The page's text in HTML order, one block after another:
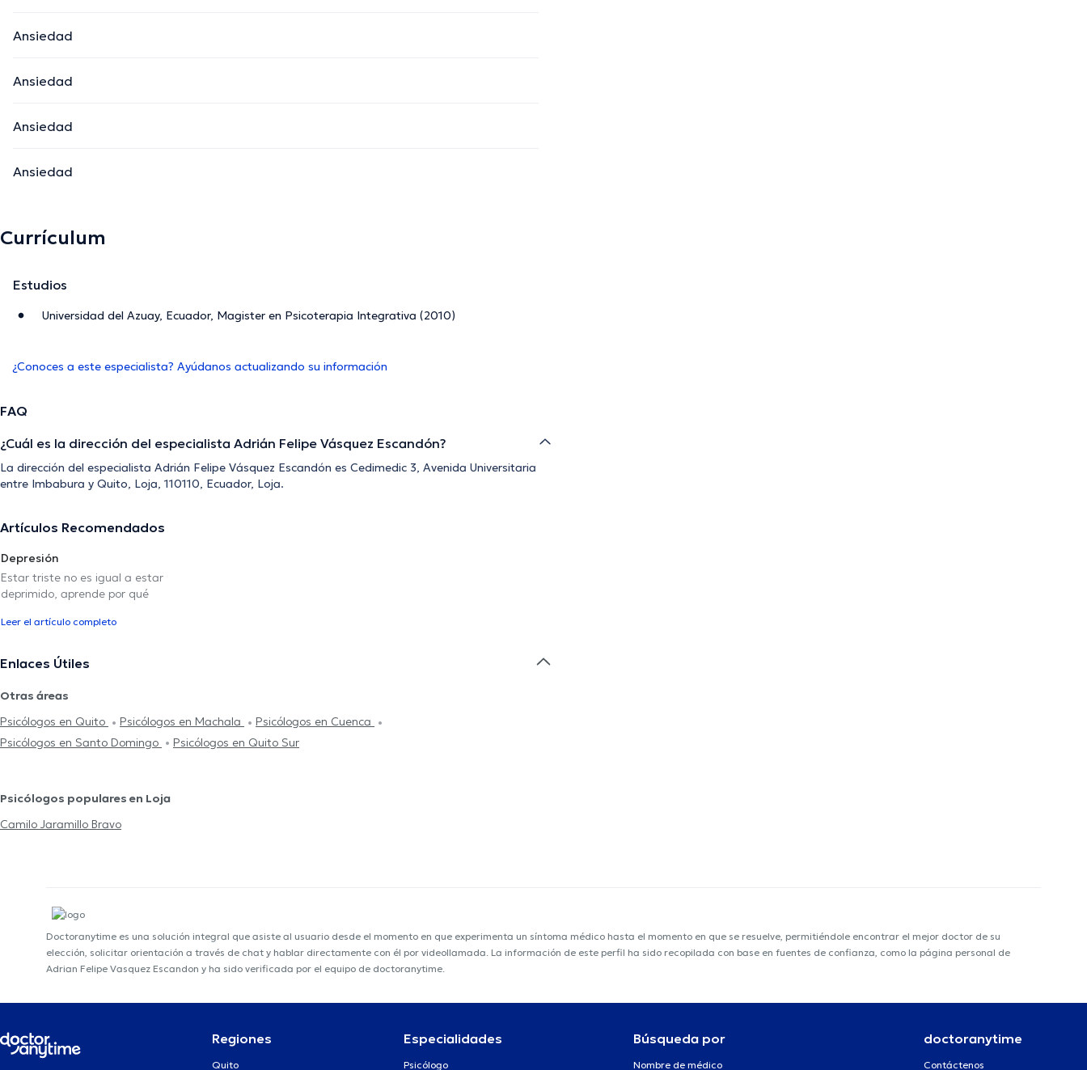
Ansiedad
Ansiedad
Ansiedad
Ansiedad
Currículum
Estudios
Universidad del Azuay, Ecuador, Magister en Psicoterapia Integrativa (2010)
¿Conoces a este especialista? Ayúdanos actualizando su información
FAQ
¿Cuál es la dirección del especialista Adrián Felipe Vásquez Escandón?
La dirección del especialista Adrián Felipe Vásquez Escandón es Cedimedic 3, Avenida Universitaria
entre Imbabura y Quito, Loja, 110110, Ecuador, Loja.
Artículos Recomendados
Depresión
Estar triste no es igual a estar
deprimido, aprende por qué
Leer el artículo completo
Enlaces Útiles
Otras áreas
Psicólogos en Quito
Psicólogos en Machala
Psicólogos en Cuenca
Psicólogos en Santo Domingo
Psicólogos en Quito Sur
Psicólogos populares en Loja
Camilo Jaramillo Bravo
Doctoranytime es una solución integral que asiste al usuario desde el momento en que experimenta un síntoma médico hasta el momento en que se resuelve, permitiéndole encontrar el mejor doctor de su
elección, solicitar orientación a través de chat y hablar directamente con él por videollamada. La información de este perfil ha sido recopilada con base en fuentes de confianza, como la página personal de
Adrian Felipe Vasquez Escandon y ha sido verificada por el equipo de doctoranytime.
Regiones
Quito
Especialidades
Psicólogo
Búsqueda por
Nombre de médico
doctoranytime
Contáctenos